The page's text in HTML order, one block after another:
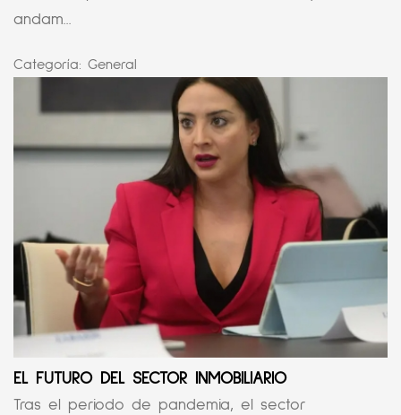
andam...
Categoría: General
EL FUTURO DEL SECTOR INMOBILIARIO
Tras el periodo de pandemia, el sector